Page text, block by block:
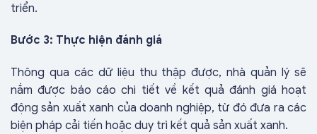
triển.
Bước 3: Thực hiện đánh giá
Thông qua các dữ liệu thu thập được, nhà quản lý sẽ
nắm được báo cáo chi tiết về kết quả đánh giá hoạt
động sản xuất xanh của doanh nghiệp, từ đó đưa ra các
biện pháp cải tiến hoặc duy trì kết quả sản xuất xanh.